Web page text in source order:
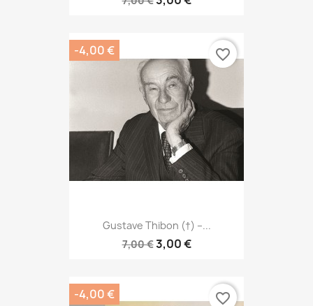
Gustave Thibon (†) –...
7,00 €3,00 €
-4,00 € favorite_border
-4,00 € favorite_border